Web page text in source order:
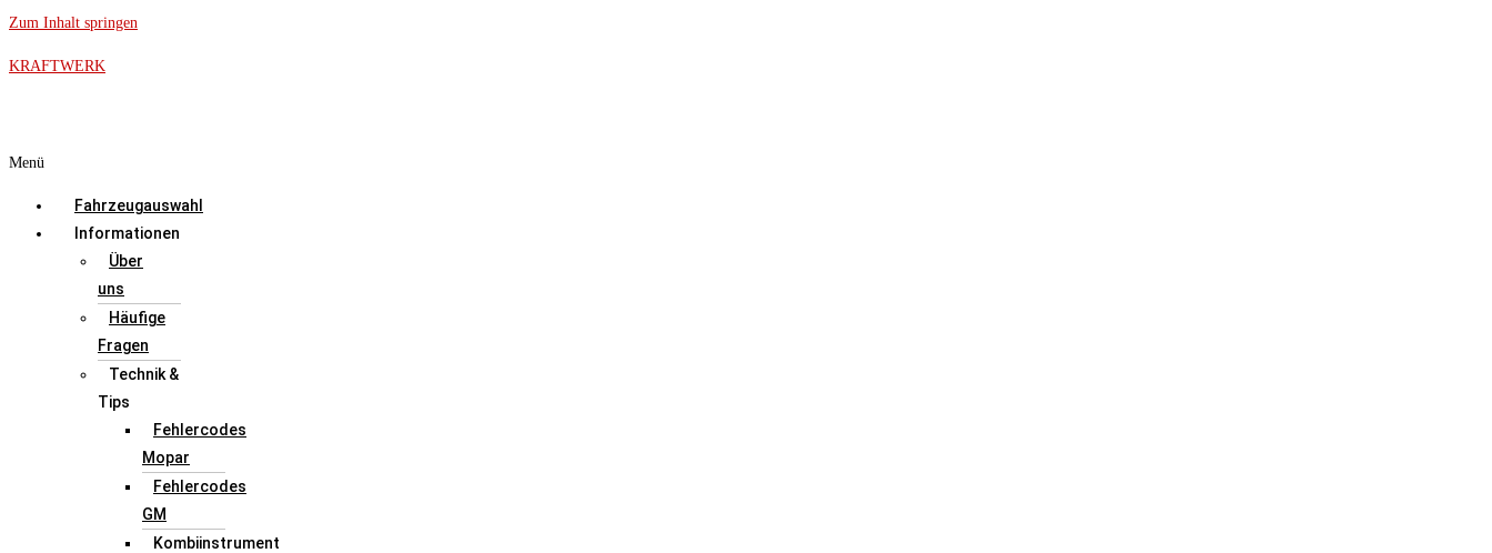
Zum Inhalt springen
KRAFTWERK
Menü
Fahrzeugauswahl
Informationen
Über
uns
Häufige
Fragen
Technik &
Tips
Fehlercodes
Mopar
Fehlercodes
GM
Kombiinstrument